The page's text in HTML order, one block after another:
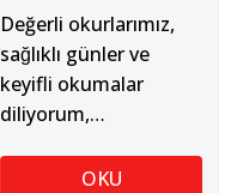
Değerli okurlarımız,
sağlıklı günler ve
keyifli okumalar
diliyorum,
OKU